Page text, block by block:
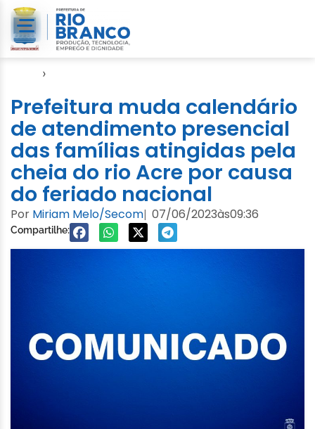
›
Prefeitura muda calendário
de atendimento presencial
das famílias atingidas pela
cheia do rio Acre por causa
do feriado nacional
Por Miriam Melo/Secom| 07/06/2023às09:36
Compartilhe: